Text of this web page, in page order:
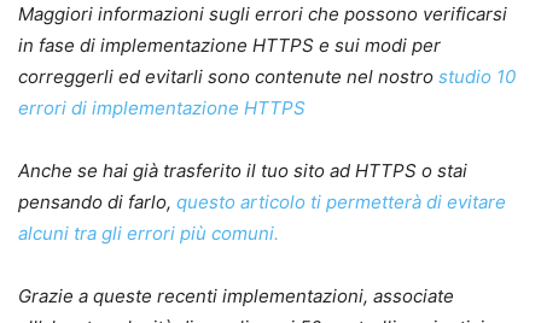
Maggiori informazioni sugli errori che possono verificarsi
in fase di implementazione HTTPS e sui modi per
correggerli ed evitarli sono contenute nel nostro studio 10
errori di implementazione HTTPS
Anche se hai già trasferito il tuo sito ad HTTPS o stai
pensando di farlo, questo articolo ti permetterà di evitare
alcuni tra gli errori più comuni.
Grazie a queste recenti implementazioni, associate